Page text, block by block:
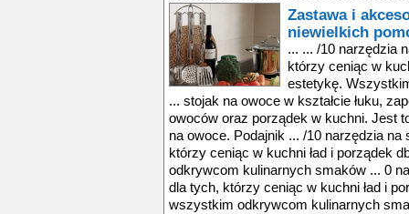
Zastawa i
niewielkich
... ... /10 narzędzia
którzy ceniąc w
estetykę.
... stojak na owoce w kształcie łuku,
owoców oraz porządek w kuchni. Jest
na owoce. Podajnik ... /10 narzędzia
którzy ceniąc w kuchni ład i porządek
odkrywcom kulinarnych smaków ... 0
dla tych, którzy ceniąc w kuchni ład i
wszystkim odkrywcom kulinarnych